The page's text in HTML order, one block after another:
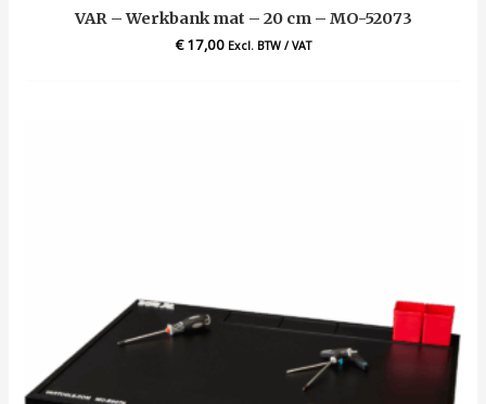
VAR – Werkbank mat – 20 cm – MO-52073
€17,00 Excl. BTW / VAT